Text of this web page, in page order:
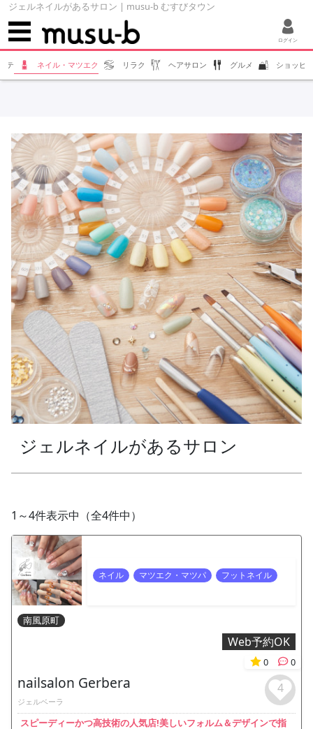
ジェルネイルがあるサロン | musu-b むすびタウン
ログイン
テ ネイル・マツエク リラク ヘアサロン グルメ ショッピ
ジェルネイルがあるサロン
1～4件表示中（全4件中）
Web予約OK
ネイル マツエク・マツパ フットネイル
南風原町
0 0
nailsalon Gerbera
ジェルベーラ
4
スピーディーかつ高技術の人気店!美しいフォルム＆デザインで指